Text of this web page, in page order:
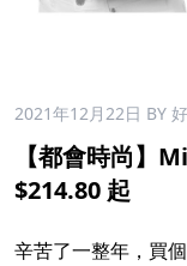
2021年12月22日 BY
【都會時尚】
$214.80 起
辛苦了一整年，買